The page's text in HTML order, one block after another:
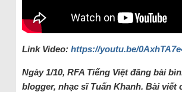
Link Video: https://youtu.be/
Ngày 1/10, RFA Tiếng Việt đăng bài
blogger, nhạc sĩ Tuấn Khanh. Bài viết